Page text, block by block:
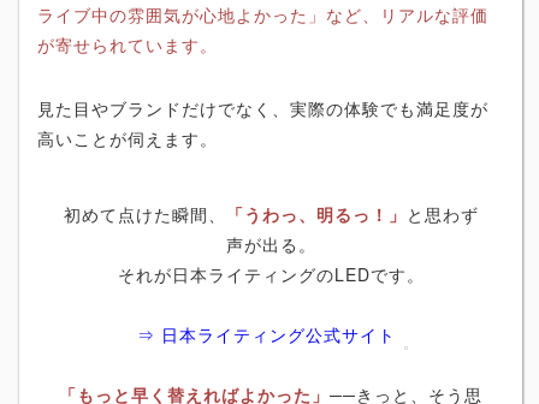
ライブ中の雰囲気が心地よかった」など、リアルな評価
が寄せられています。
見た目やブランドだけでなく、実際の体験でも満足度が
高いことが伺えます。
初めて点けた瞬間、 「うわっ、明るっ！」 と思わず
声が出る。
それが日本ライティングのLEDです。
⇒ 日本ライティング公式サイト
「もっと早く替えればよかった」 ──きっと、そう思